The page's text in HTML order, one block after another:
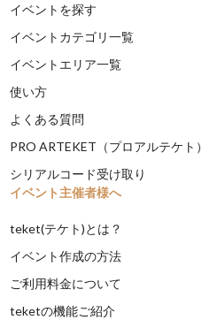
イベントを探す
イベントカテゴリ一覧
イベントエリア一覧
使い方
よくある質問
PRO ARTEKET（プロアルテケト）
シリアルコード受け取り
イベント主催者様へ
teket(テケト)とは？
イベント作成の方法
ご利用料金について
teketの機能ご紹介